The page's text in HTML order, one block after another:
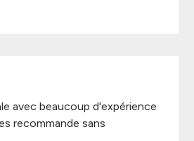
avec beaucoup d'expérience
recommande sans